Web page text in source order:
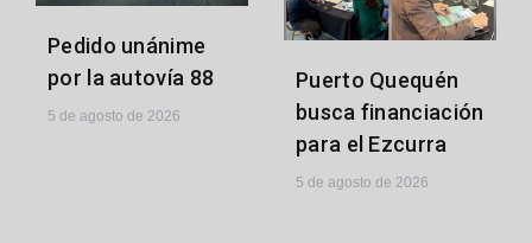
Pedido unánime
por la autovía 88
5 de agosto de 2026
Puerto Quequén
busca financiación
para el Ezcurra
5 de agosto de 2026